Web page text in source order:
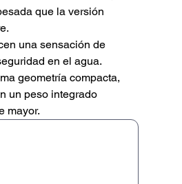
que la versión
una sensación de
en el agua.
geometría compacta,
un peso integrado
mayor.